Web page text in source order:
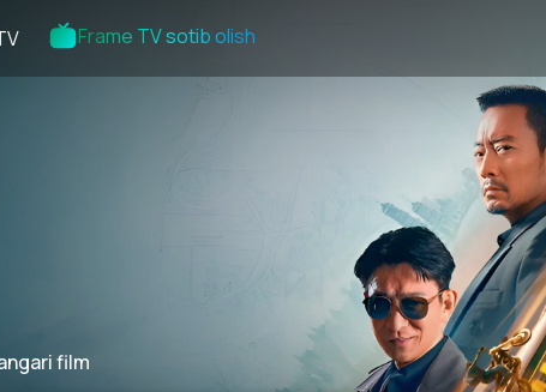
Frame TV sotib olish
film